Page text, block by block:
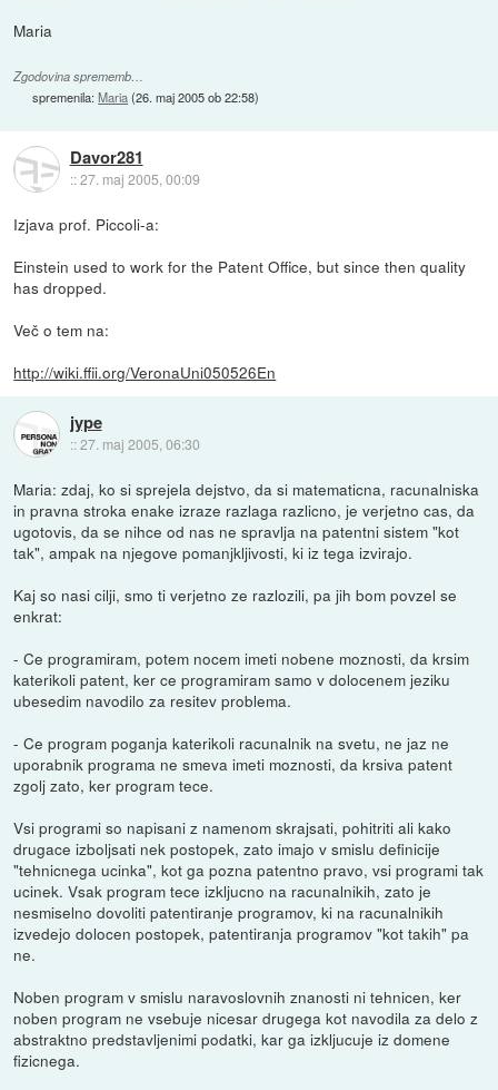
Maria
Zgodovina sprememb…
spremenila:Maria(26. maj 2005 ob 22:58)
Davor281
::27. maj 2005, 00:09
Izjava prof. Piccoli-a:
Einstein used to work for the Patent Office, but since then quality
has dropped.
Več o tem na:
http://wiki.ffii.org/VeronaUni050526En
jype
::27. maj 2005, 06:30
Maria: zdaj, ko si sprejela dejstvo, da si matematicna, racunalniska
in pravna stroka enake izraze razlaga razlicno, je verjetno cas, da
ugotovis, da se nihce od nas ne spravlja na patentni sistem "kot
tak", ampak na njegove pomanjkljivosti, ki iz tega izvirajo.
Kaj so nasi cilji, smo ti verjetno ze razlozili, pa jih bom povzel se
enkrat:
- Ce programiram, potem nocem imeti nobene moznosti, da krsim
katerikoli patent, ker ce programiram samo v dolocenem jeziku
ubesedim navodilo za resitev problema.
- Ce program poganja katerikoli racunalnik na svetu, ne jaz ne
uporabnik programa ne smeva imeti moznosti, da krsiva patent
zgolj zato, ker program tece.
Vsi programi so napisani z namenom skrajsati, pohitriti ali kako
drugace izboljsati nek postopek, zato imajo v smislu definicije
"tehnicnega ucinka", kot ga pozna patentno pravo, vsi programi tak
ucinek. Vsak program tece izkljucno na racunalnikih, zato je
nesmiselno dovoliti patentiranje programov, ki na racunalnikih
izvedejo dolocen postopek, patentiranja programov "kot takih" pa
ne.
Noben program v smislu naravoslovnih znanosti ni tehnicen, ker
noben program ne vsebuje nicesar drugega kot navodila za delo z
abstraktno predstavljenimi podatki, kar ga izkljucuje iz domene
fizicnega.